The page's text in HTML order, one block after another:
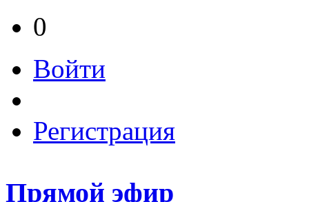
0
Войти
Регистрация
Прямой эфир